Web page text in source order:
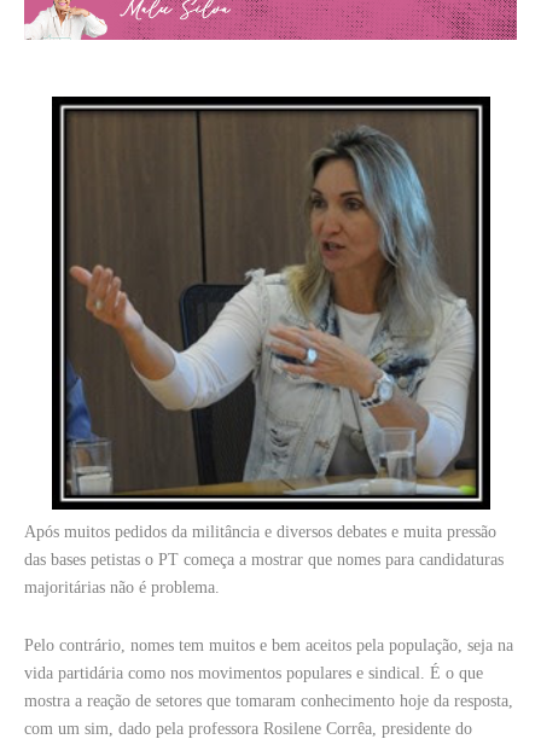
Após muitos pedidos da militância e diversos debates e muita pressão
das bases petistas o PT começa a mostrar que nomes para candidaturas
majoritárias não é problema.
Pelo contrário, nomes tem muitos e bem aceitos pela população, seja na
vida partidária como nos movimentos populares e sindical. É o que
mostra a reação de setores que tomaram conhecimento hoje da resposta,
com um sim, dado pela professora Rosilene Corrêa, presidente do